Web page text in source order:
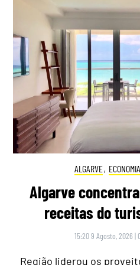
ALGARVE, ECONOMIA
Algarve
receitas do
15:20 9 Agosto, 2026 |
Região liderou os